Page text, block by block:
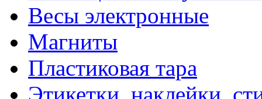
Весы электронные
Магниты
Пластиковая тара